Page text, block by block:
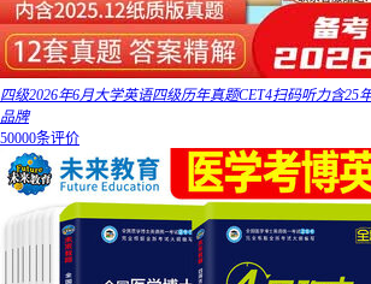
四级2026年6月大学英语四级历年真题CET4扫码听力含25
品牌
50000条评价